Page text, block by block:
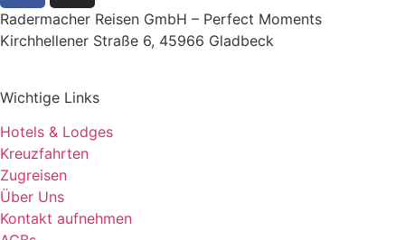
Radermacher Reisen GmbH – Perfect Moments
Kirchhellener Straße 6, 45966 Gladbeck
Wichtige Links
Hotels & Lodges
Kreuzfahrten
Zugreisen
Über Uns
Kontakt aufnehmen